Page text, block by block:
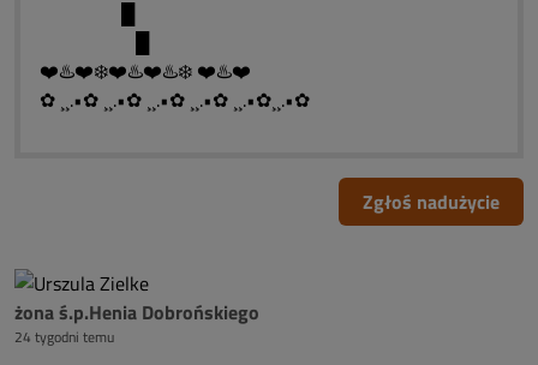
❤️♨️❤️❄️❤️♨️❤️♨️❄️ ❤️♨️❤️
✿ ¸¸.•✿ ¸¸.•✿ ¸¸.•✿ ¸¸.•✿ ¸¸.•✿¸¸.•✿
Zgłoś nadużycie
żona ś.p.Henia Dobrońskiego
24 tygodni temu